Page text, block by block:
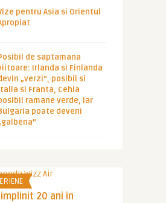
pentru Asia si Orientul
de saptamana
Irlanda si Finlanda
„verzi”, posibil si
si Franta, Cehia
ramane verde, iar
poate deveni
20 ani in